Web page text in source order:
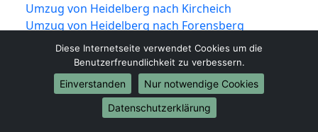
Umzug von Heidelberg nach Kircheich
Umzug von Heidelberg nach Forensberg
Diese Internetseite verwendet Cookies um die
Benutzerfreundlichkeit zu verbessern.
Einverstanden
Nur notwendige Cookies
Datenschutzerklärung